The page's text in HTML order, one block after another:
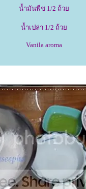
น้ำมันพืช 1/2 ถ้ว
น้ำเปล่า 1/2 ถ้ว
Vanila aroma